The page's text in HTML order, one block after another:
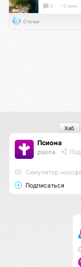
0 ~3 мин.
Статья
Псиона
psiona
Cимулятор
Подписаться
Хаб